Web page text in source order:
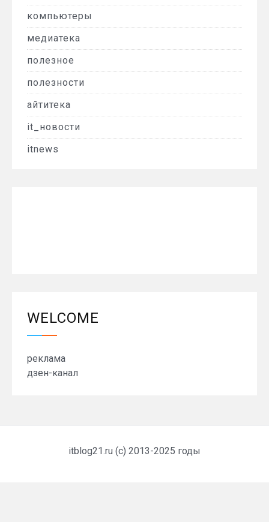
компьютеры
медиатека
полезное
полезности
айтитека
it_новости
itnews
WELCOME
реклама
дзен-канал
itblog21.ru (c) 2013-2025 годы